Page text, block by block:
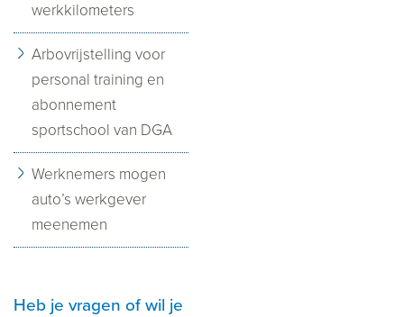
werkkilometers
Arbovrijstelling voor
personal training en
abonnement
sportschool van DGA
Werknemers mogen
auto’s werkgever
meenemen
Heb je vragen of wil je